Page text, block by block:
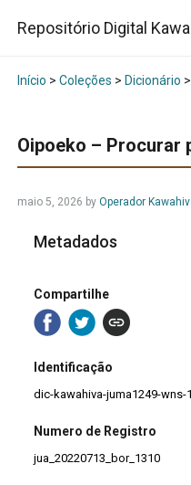
Repositório Digital
Início > Coleções > Dicionário >
Oipoeko – Procurar
maio 5, 2026 by Operador
Metadados
Compartilhe
Identificação
dic-kawahiva-juma1249-wns-
Numero de Registro
jua_20220713_bor_1310